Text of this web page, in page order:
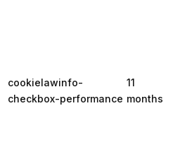
cookielawinfo-
checkbox-performance
11
months